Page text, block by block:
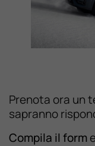
Prenota ora un
sapranno
Compila il form